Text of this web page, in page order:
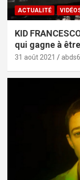
ACTUALITÉ
KID
qui gagne à
31 août 2021